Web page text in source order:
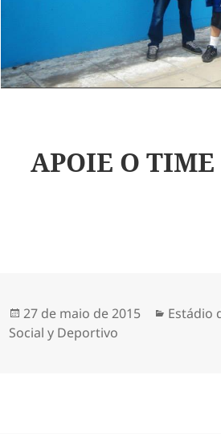
APOIE O
Publicado
em
27 de maio de 2015 Estádio
Social y Deportivo